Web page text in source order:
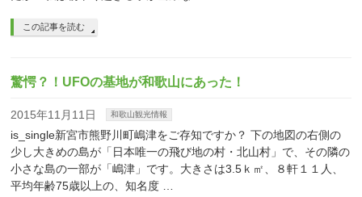
この記事を読む
驚愕？！UFOの基地が和歌山にあった！
2015年11月11日 和歌山観光情報
is_single新宮市熊野川町嶋津をご存知ですか？ 下の地図の右側の
少し大きめの島が「日本唯一の飛び地の村・北山村」で、その隣の
小さな島の一部が「嶋津」です。大きさは3.5ｋ㎡、８軒１１人、
平均年齢75歳以上の、知名度 …